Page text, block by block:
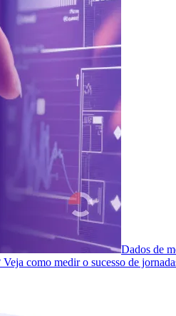
Dados de
como medir o sucesso de